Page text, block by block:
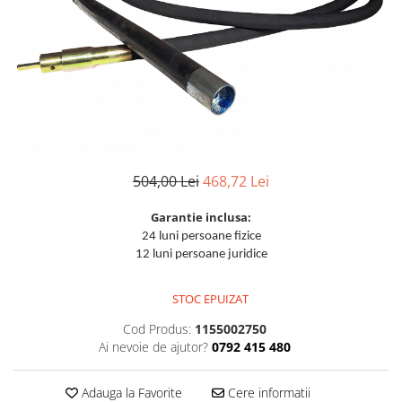
Accesorii sudura
Masti sudura
Pistolete sudura MIG/MAG
Pistolete sudura TIG/WIG
Pistolete taiere cu plasma
Accesorii sudura in puncte
504,00 Lei468,72 Lei
Garantie inclusa:
24 luni persoane fizice
12 luni persoane juridice
STOC EPUIZAT
Cod Produs: 1155002750
Ai nevoie de ajutor? 0792 415 480
Adauga la Favorite Cere informatii